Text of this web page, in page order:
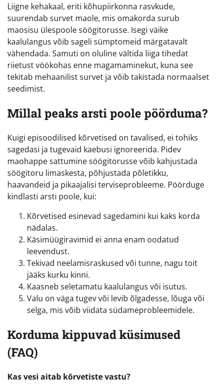
Liigne kehakaal, eriti kõhupiirkonna rasvkude,
suurendab survet maole, mis omakorda surub
maosisu ülespoole söögitorusse. Isegi väike
kaalulangus võib sageli sümptomeid märgatavalt
vähendada. Samuti on oluline vältida liiga tihedat
riietust vöökohas enne magamaminekut, kuna see
tekitab mehaanilist survet ja võib takistada normaalset
seedimist.
Millal peaks arsti poole pöörduma?
Kuigi episoodilised kõrvetised on tavalised, ei tohiks
sagedasi ja tugevaid kaebusi ignoreerida. Pidev
maohappe sattumine söögitorusse võib kahjustada
söögitoru limaskesta, põhjustada põletikku,
haavandeid ja pikaajalisi terviseprobleeme. Pöörduge
kindlasti arsti poole, kui:
Kõrvetised esinevad sagedamini kui kaks korda
nädalas.
Käsimüügiravimid ei anna enam oodatud
leevendust.
Tekivad neelamisraskused või tunne, nagu toit
jääks kurku kinni.
Kaasneb seletamatu kaalulangus või isutus.
Valu on väga tugev või levib õlgadesse, lõuga või
selga, mis võib viidata südameprobleemidele.
Korduma kippuvad küsimused
(FAQ)
Kas vesi aitab kõrvetiste vastu?